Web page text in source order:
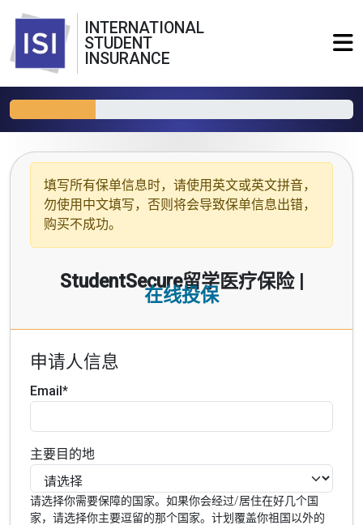
INTERNATIONAL
STUDENT
INSURANCE
填写所有保单信息时，请使用 英文或英文拼音，
勿使用中文填写，否则将会导致保单信息出错，
购买不成功。
StudentSecure留学医疗保险 |
在线投保
申请人信息
Email*
主要目的地
请选择你需要保障的国家。如果你会经过/居住在好几个国
家，请选择你主要逗留的那个国家。计划覆盖你祖国以外的